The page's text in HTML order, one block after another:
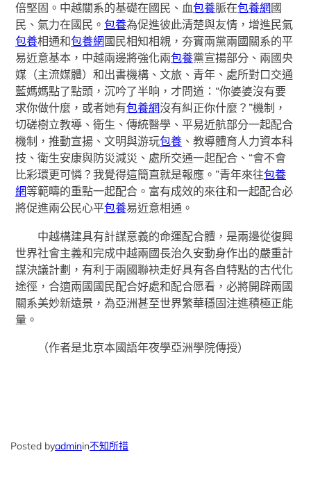
倍堅固。中越關系的基礎在國民、血包養脈在包養網 國
民、氣力在國民。包養為促進彼此清楚與友情，增進民氣
包養相通和包養網 國民相知相親，夯實兩黨兩國關系的平
易近意基本，中越兩邊將強化兩包養黨宣揚部分、兩國央
媒（主流媒體）和出書機構、文旅、青年、處所對口交通
藍媽媽點了點頭，沉吟了半晌，才問道：“你婆婆沒有要
求你做什麼，或者她有包養網沒有糾正你什麼？”機制，
切磋樹立教導、衛生、傳統醫學、平易近航部分一起配合
機制，推動宣揚、文明與游玩包養 、教導體育人力資本科
技、衛生安康與防災減災、處所交通一起配合、“會不會
比彩環更可憐？我覺得這簡直就是報應。”青年來往包養
網等範疇的重點一起配合。富有成效的來往和一起配合必
將促進兩公民心平包養易近意相通。
中越構建具有計謀意義的命運配合體，是兩邊從復興
世界社會主義和完成中越兩國長治久安動身作出的嚴重計
謀決議計劃，有利于兩國聯袂走好具有各自特點的古代化
途徑，合適兩國國民配合好處和配合愿看，必將開辟兩國
關系美妙新遠景，為亞洲甚至世界繁華穩固注進積極正能
量。
（作者是北京本國語年夜學亞洲學院傳授）
Posted byadminin不知所措